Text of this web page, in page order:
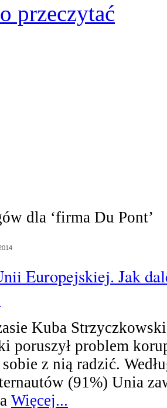
przeczytać
dla ‘firma Du Pont’
Europejskiej. Jak
Kuba
poruszył problem
z nią radzić.
(91%) Unia
Więcej...